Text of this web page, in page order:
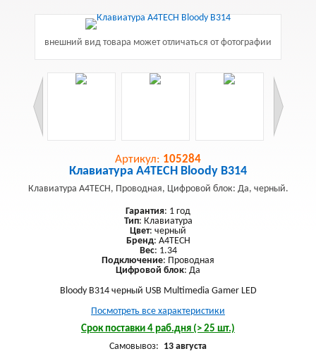
внешний вид товара может отличаться от фотографии
Артикул: 105284
Клавиатура A4TECH Bloody B314
Клавиатура A4TECH, Проводная, Цифровой блок: Да, черный.
Гарантия: 1 год
Тип: Клавиатура
Цвет: черный
Бренд: A4TECH
Вес: 1.34
Подключение: Проводная
Цифровой блок: Да
Bloody B314 черный USB Multimedia Gamer LED
Посмотреть все характеристики
Срок поставки 4 раб.дня (> 25 шт.)
Самовывоз: 13 августа